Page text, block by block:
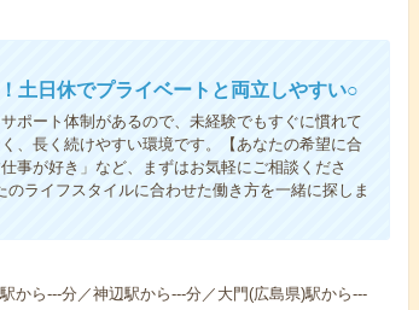
土日休でプライベートと両立しやすい○
ポート体制があるので、未経験でもすぐに慣れて
、長く続けやすい環境です。【あなたの希望に合
事が好き」など、まずはお気軽にご相談くださ
ライフスタイルに合わせた働き方を一緒に探しま
から---分／神辺駅から---分／大門(広島県)駅から---